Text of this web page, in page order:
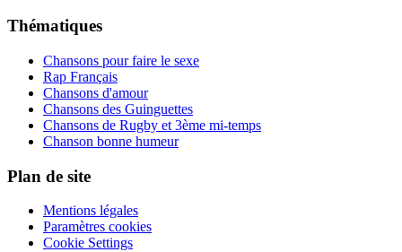
Thématiques
Chansons pour faire le sexe
Rap Français
Chansons d'amour
Chansons des Guinguettes
Chansons de Rugby et 3ème mi-temps
Chanson bonne humeur
Plan de site
Mentions légales
Paramètres cookies
Cookie Settings